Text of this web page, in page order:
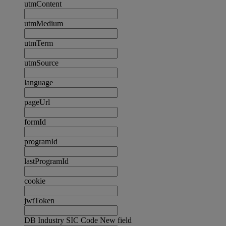
utmContent
utmMedium
utmTerm
utmSource
language
pageUrl
formId
programId
lastProgramId
cookie
jwtToken
DB Industry SIC Code New field